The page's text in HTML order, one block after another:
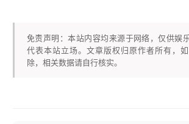
免责声明：本站内容均来源于网络，仅供娱
代表本站立场。文章版权归原作者所有，
除，相关数据请自行核实。